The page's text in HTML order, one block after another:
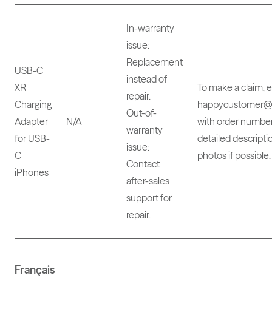
USB-C
XR
Charging
Adapter
for USB-
C
iPhones
N/A
In-warranty
issue:
Replacement
instead of
repair.
Out-of-
warranty
issue:
Contact
after-sales
support for
repair.
To make a claim,
with order
detailed
photos if possible.
Français